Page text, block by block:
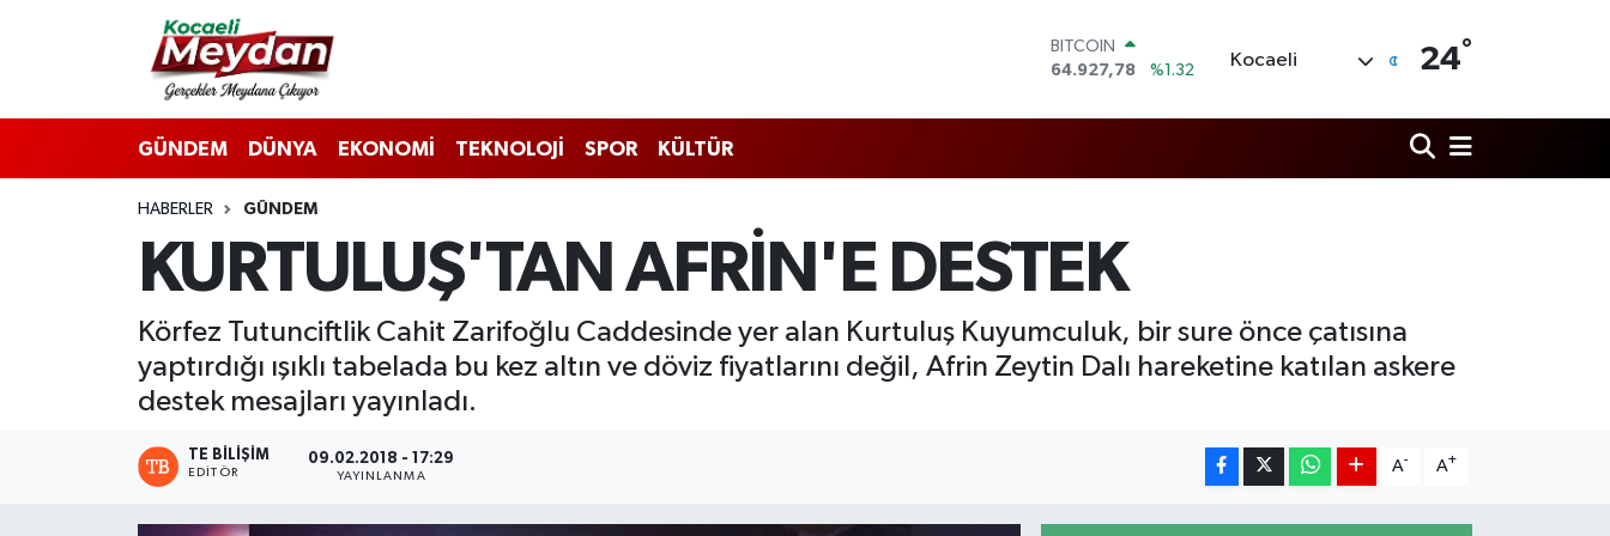
BITCOIN
64.927,78
%1.32
47,5894
%0.08
GRAM ALTIN
6527.85
BİST100
Kocaeli 24°
GÜNDEM DÜNYA EKONOMİ TEKNOLOJİ SPOR KÜLTÜR
HABERLER GÜNDEM
KURTULUŞ'TAN AFRİN'E DESTEK
Körfez Tutunciftlik Cahit Zarifoğlu Caddesinde yer alan Kurtuluş Kuyumculuk, bir sure önce çatısına
yaptırdığı ışıklı tabelada bu kez altın ve döviz fiyatlarını değil, Afrin Zeytin Dalı hareketine katılan askere
destek mesajları yayınladı.
TE BILIŞIM
EDITÖR
09.02.2018 - 17:29
YAYINLANMA
A- A+
Nöbetçi Eczaneler
Hava Durumu
Trafik Durumu
Süper Lig Puan Durumu ve Fikstür
Tüm Manşetler
Son Dakika Haberleri
Haber Arşivi